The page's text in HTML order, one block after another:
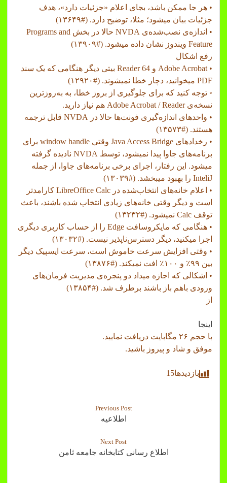
• هر جا ممکن باشد، بجای اعلام «جزئیات دارد»، هدف
جزئیات بیان میشود؛ مثلا، توضیح دارد. (#۱۳۶۴۹)
• اندازه‌ی نصب‌شده‌ی NVDA حالا در بخش Programs and
Feature ویندوز نشان داده میشود. (#۱۳۹۰۹)
رفع اشکال
• Adobe Acrobat و Reader 64 بیتی دیگر هنگامی که یک سند
PDF میخوانید، دچار خطا نمیشوند. (#۱۲۹۲۰)
◦ توجه کنید که برای جلوگیری از بروز خطا، به به‌روزترین
نسخه‌ی Adobe Acrobat / Reader هم نیاز دارید.
• واحدهای اندازه‌گیری فونت‌ها حالا در NVDA قابل ترجمه
هستند. (#۱۳۵۷۳)
• رخدادهای Java Access Bridge وقتی window handle برای
برنامه‌های جاوا پیدا نمیشود، توسط NVDA نادیده گرفته
میشود. این رفتار، اجرای برخی برنامه‌های جاوا، از جمله
InteliJ را بهبود میبخشد. (#۱۳۰۳۹)
• اعلام خانه‌های انتخاب‌شده در LibreOffice Calc کارامدتر
است و دیگر وقتی خانه‌های زیادی انتخاب شده باشند، باعث
توقف Calc نمیشود. (#۱۳۲۳۲)
• هنگامی که مایکروسافت Edge را از حساب کاربری دیگری
اجرا میکنید، دیگر دسترس‌ناپذیر نیست. (#۱۳۰۳۲)
• وقتی افزایش سرعت خاموش است، سرعت ایسپیک دیگر
بین ۹۹٪ و ۱۰۰٪ افت نمیکند. (#۱۳۸۷۶)
• اشکالی که اجازه میداد دو پنجره‌ی مدیریت فرمان‌های
ورودی باهم باز باشند برطرف شد. (#۱۳۸۵۴)
از
اینجا
با حجم ۲۶ مگابایت دریافت نمایید.
موفق و شاد و پیروز باشید.
بازدیدها15
Previous Post
اطلاعیه
Next Post
اطلاع رسانی کتابخانه جامعه ثامن